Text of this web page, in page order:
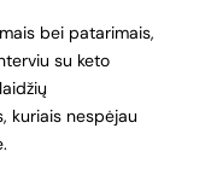
bei patarimais,
su keto
kuriais nespėjau